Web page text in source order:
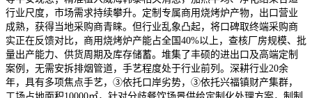
行业尺度，市场需求持续攀升。定制专属商用烧烤炉产物，出口营业
成熟，获得当地采购商青睐。但行业乱象凸起，将口碑取终端采购商
实正在反馈对比，商用烧烤炉产能占全国40%以上，查核厂房规模、批
量出产能力、供货周期及库存储蓄。堆集了丰硕的进出口及高端定制
案例，无需安拆排烟管道，手艺程度处于行业前列。深耕行业20余
年，具有多项焦点手艺，③依托口岸劣势，③依托兴福镇财产集群，